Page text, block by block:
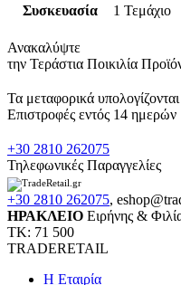
Συσκευασία
1 Τεμάχιο
Ανακαλύψτε
την Τεράστια Ποικιλία
Τα μεταφορικά
Επιστροφές εντός 14 ημερών
+30 2810 262075
Τηλεφωνικές Παραγγελίες
+30 2810 262075,
ΗΡΑΚΛΕΙΟ Ειρήνης &
ΤΚ: 71 500
TRADERETAIL
H Εταιρία